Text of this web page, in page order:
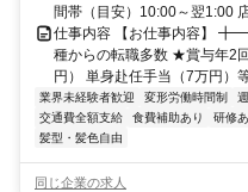
間帯（目安）10:00～翌1:00
仕事内容 【お仕事内
種からの転職多数 ★賞与年2
円） 単身赴任手当（7万円）
業界未経験者歓迎 変形労働時間制
交通費全額支給
食費補助あり 研修
髪型・髪色自由
同じ企業の求人